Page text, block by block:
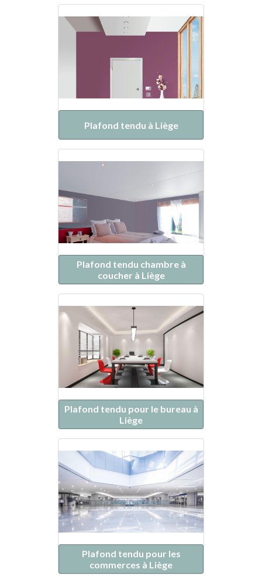
Plafond tendu à Liège
Plafond tendu chambre à
coucher à Liège
Plafond tendu pour le bureau à
Liège
Plafond tendu pour les
commerces à Liège